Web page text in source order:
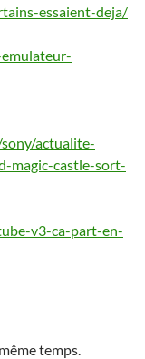
essaient-deja/
actualite-
magic-castle-sort-
v3-ca-part-en-
temps.